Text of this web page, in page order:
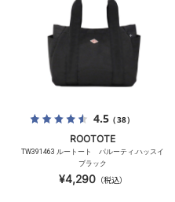
4.5（38）
ROOTOTE
TW391463 ルートート パルーティ.ハッスイ
ブラック
¥4,290（税込）